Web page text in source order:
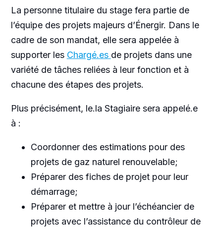
La personne titulaire du stage fera partie de
l’équipe des projets majeurs d’Énergir. Dans le
cadre de son mandat, elle sera appelée à
supporter les Chargé.es de projets dans une
variété de tâches reliées à leur fonction et à
chacune des étapes des projets.
Plus précisément, le.la Stagiaire sera appelé.e
à :
Coordonner des estimations pour des
projets de gaz naturel renouvelable;
Préparer des fiches de projet pour leur
démarrage;
Préparer et mettre à jour l’échéancier de
projets avec l’assistance du contrôleur de